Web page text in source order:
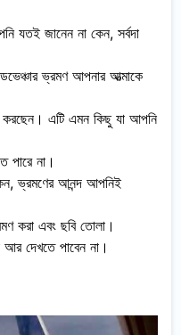
যতই জানেন না কেন, সর্বদা
ভ্রমণ আপনার আত্মাকে
এটি এমন কিছু যা আপনি
পারে না।
ভ্রমণের আনন্দ আপনিই
করা এবং ছবি তোলা।
দেখতে পাবেন না।